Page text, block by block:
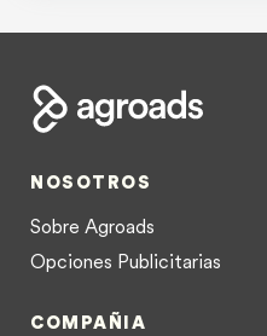
NOSOTROS
Sobre Agroads
Opciones Publicitarias
COMPAÑIA